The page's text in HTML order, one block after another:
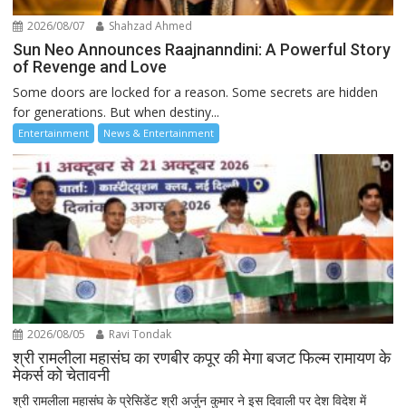
2026/08/07 Shahzad Ahmed
Sun Neo Announces Raajnanndini: A Powerful Story
of Revenge and Love
Some doors are locked for a reason. Some secrets are hidden
for generations. But when destiny...
Entertainment News & Entertainment
2026/08/05 Ravi Tondak
श्री रामलीला महासंघ का रणबीर कपूर की मेगा बजट फिल्म रामायण के
मेकर्स को चेतावनी
श्री रामलीला महासंघ के प्रेसिडेंट श्री अर्जुन कुमार ने इस दिवाली पर देश विदेश में